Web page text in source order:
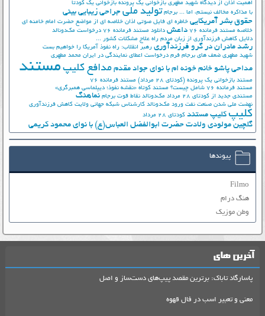
اهمیت اذان از دیدگاه شهید مطهری بازخوانی یک پرونده بازخوانی یک کودتا
با مذاکره مخالف نیستم، اما ... برجام تولید ملی جراحی زیبایی بینی
حقوق بشر آمریکایی خاطره ای فایل صوتی اذان خلاصه ای از مواضع حضرت امام خامنه ای
خلاصه مستند فرمانده 76
داعش دانلود مستند فرمانده 76
درخواست مک‌دونالد
دلایل کاهش فرزندآوری از زبان مردم راه علاج مشکلات کشور ...
رشد مادران در گرو فرزندآوری رهبر انقلاب: راه نفوذ آمریکا را خواهیم بست
شهید مطهری ضعف های برجام فرم درخواست اعطای نمایندگی در ایران محمد مطهری
مداحی پاشو خانم خونه ام با نوای جواد مقدم مدافع کلیپ مستند
مستند بازخوانی یک پرونده (کودتای 28 مرداد)
مستند فرمانده 76
مستند فرمانده 76 شامل چیست؟
مستند کوتاه «نقشه نفوذ؛ دیپلماسی همبرگری»
مستندی جدید از کودتای 28 مرداد
مک‌دونالد نقاط قوت برجام نماهنگ
نهضت ملي شدن صنعت نفت ورود مک‌دونالد کارشناس شبکه جهانی ولایت کاهش فرزندآوری
کلیپ کلیپ مستند کودتای 28 مرداد
گلچین مولودی ولادت حضرت ابوالفضل العباس(ع) با نوای محمود کریمی
پیوندها
Filmo
هنگ درام
وطن موزیک
آخرین های
پاسارگاد تاباک: برترین مقصد پیپ‌های دست‌ساز و اصل
معنی و تعبیر اسب در فال قهوه